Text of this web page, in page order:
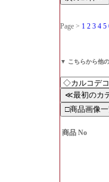
Page > 1 2 3 4 5
▼ こちらから他
商品 No